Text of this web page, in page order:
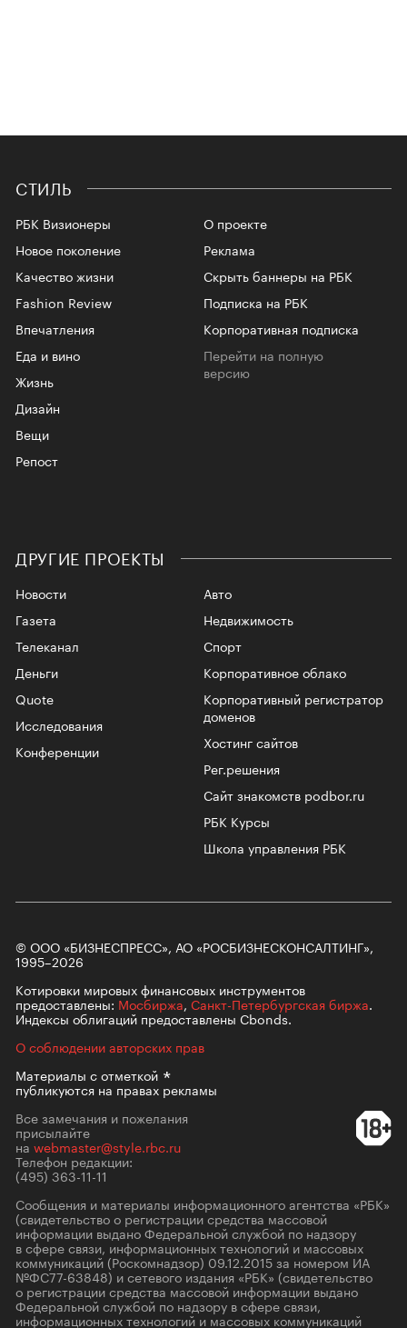
СТИЛЬ
РБК Визионеры
Новое поколение
Качество жизни
Fashion Review
Впечатления
Еда и вино
Жизнь
Дизайн
Вещи
Репост
О проекте
Реклама
Скрыть баннеры на РБК
Подписка на РБК
Корпоративная подписка
Перейти на полную
версию
ДРУГИЕ ПРОЕКТЫ
Новости
Газета
Телеканал
Авто
Недвижимость
Спорт
Корпоративное облако
Корпоративный регистратор
доменов
Хостинг сайтов
Рег.решения
Сайт знакомств podbor.ru
РБК Курсы
Школа управления РБК
Деньги
Quote
Исследования
Конференции
© ООО «БИЗНЕСПРЕСС», АО «РОСБИЗНЕСКОНСАЛТИНГ»,
1995–2026
Котировки мировых финансовых инструментов
предоставлены: Мосбиржа, Санкт-Петербургская биржа.
Индексы облигаций предоставлены Cbonds.
О соблюдении авторских прав
Материалы сотметкой
публикуются на правах рекламы
Все замечания и пожелания
присылайте
на webmaster@style.rbc.ru
Телефон редакции:
(495) 363-11-11
Сообщения и материалы информационного агентства «РБК»
(свидетельство о регистрации средства массовой
информации выдано Федеральной службой по надзору
в сфере связи, информационных технологий и массовых
коммуникаций (Роскомнадзор) 09.12.2015 за номером ИА
№ФС77-63848) и сетевого издания «РБК» (свидетельство
о регистрации средства массовой информации выдано
Федеральной службой по надзору в сфере связи,
информационных технологий и массовых коммуникаций